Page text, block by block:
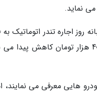
هایی معرفی می نمایند،